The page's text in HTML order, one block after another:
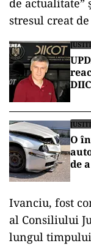
de actualitate”
stresul creat
O
de
Ivanciu, fost
al Consiliului
lungul